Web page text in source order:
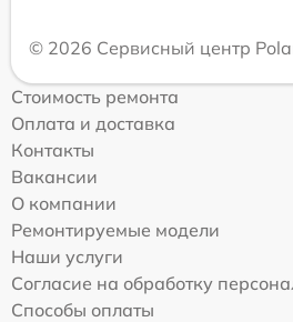
© 2026 Сервисный центр
Стоимость ремонта
Оплата и доставка
Контакты
Вакансии
О компании
Ремонтируемые модели
Наши услуги
Согласие на обработку
Способы оплаты